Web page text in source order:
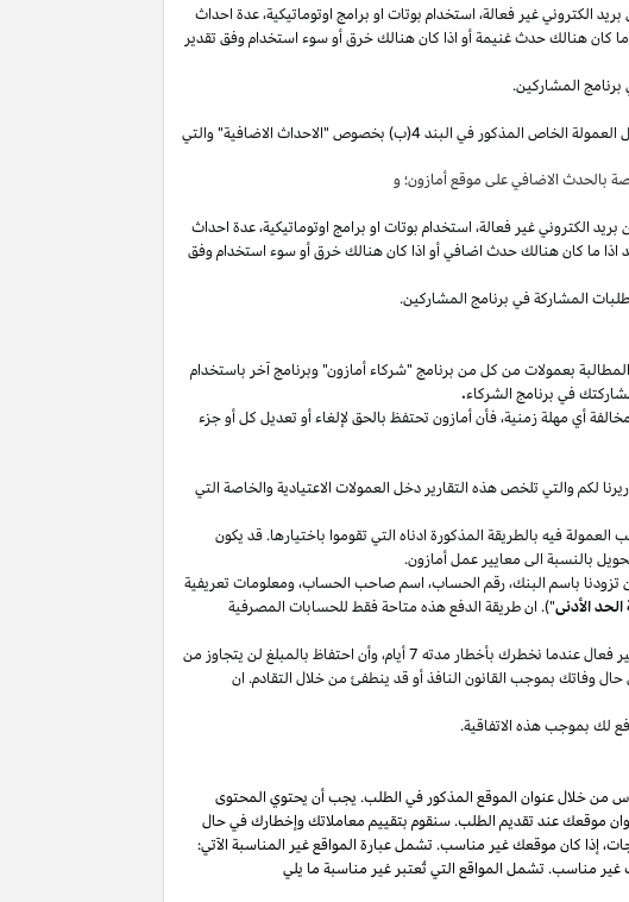
الكتروني غير فعالة، استخدام بوتات او برامج اوتوماتيكية،عدة احداث
ما كان هنالك حدث غنيمة أو اذا كان هنالك خرق أو سوء استخدام وفق تقدير
المشاركين.
"). سوق تقوم بكسب دخل العمولة الخاص المذكور في البند 4(ب) بخصوص "الاحداث الاضافية" والتي
الاضافي على موقع أمازون؛ و
الكتروني غيرفعالة، استخدام بوتات او برامج اوتوماتيكية،عدة احداث
اذا ما كان هنالك حدث اضافي أو اذا كان هنالك خرق أو سوء استخدام وفق
المشاركة في برنامج المشاركين.
بعمولات من كل من برنامج "شركاء أمازون" وبرنامج آخر باستخدام
في برنامج الشركاء.
أي مهلةزمنية،فأن أمازون تحتفظ بالحق لإلغاء أو تعديل كل أو جزء
لكم والتي تلخص هذه التقارير دخل العمولات الاعتيادية والخاصة التي
لموقع أمازون خلال 60 يوما من انتهاء الشهر الذي تم كسب العمولة فيه بالطريقة المذكورة ادناه التي تقوموا باختيارها. قد يكون
بالنسبة الى معايير عمل أمازون.
تزودنا باسم البنك،رقم الحساب، اسم صاحب الحساب،ومعلومات تعريفية
الأدنى")
. انطريقة الدفعهذه متاحةفقط للحسابات المصرفية
فعالعندما نخطرك بأخطار مدته 7 أيام،وأن احتفاظ بالمبلغ لن يتجاوز من
وفاتك بموجب القانون النافذ أو قد ينطفئ من خلال التقادم. ان
لك بموجب هذه الاتفاقية.
من خلال عنوان الموقع المذكور في الطلب. يجب أن يحتوي المحتوى
موقعك عند تقديم الطلب. سنقوم بتقييم معاملاتك وإخطارك في حال
إذا كان موقعك غير مناسب. تشمل عبارة المواقع غير المناسبة الآتي:
مناسب. تشمل المواقع التي تُعتبر غير مناسبة ما يلي